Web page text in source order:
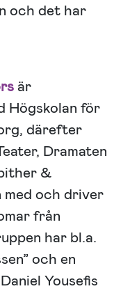
och det har
är
Högskolan för
därefter
Dramaten
&
med och driver
från
har bl.a.
och en
Yousefis